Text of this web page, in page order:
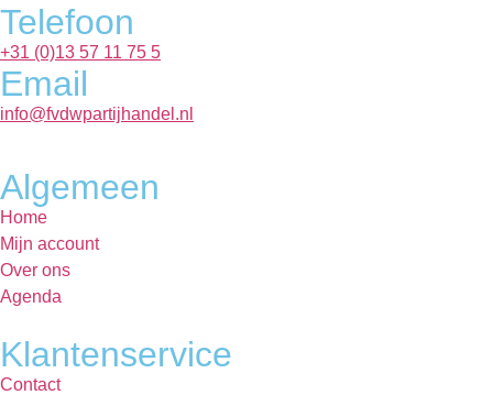
Telefoon
+31 (0)13 57 11 75 5
Email
info@fvdwpartijhandel.nl
Algemeen
Home
Mijn account
Over ons
Agenda
Klantenservice
Contact